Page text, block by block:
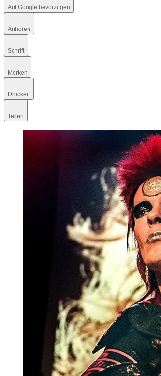
Auf Google bevorzugen
Anhören
Schrift
Merken
Drucken
Teilen